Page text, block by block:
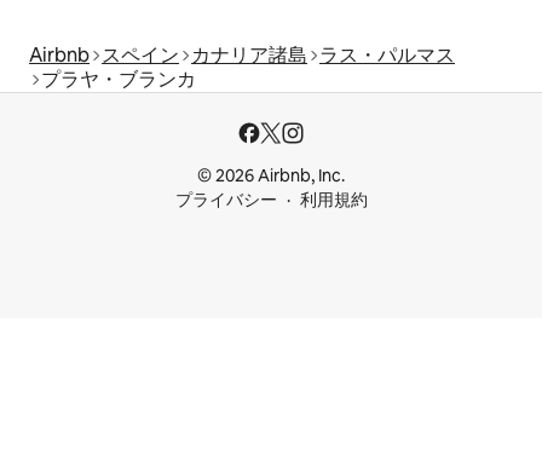
Airbnb スペイン カナリア諸島 ラス・パルマス
プラヤ・ブランカ
© 2026 Airbnb, Inc.
プライバシー
利用規約